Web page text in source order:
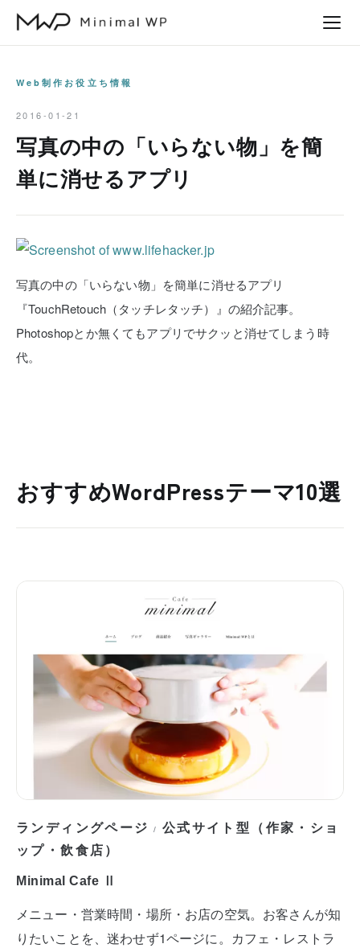
Web制作お役立ち情報
2016-01-21
写真の中の「いらない物」を簡
単に消せるアプリ
写真の中の「いらない物」を簡単に消せるアプリ
『TouchRetouch（タッチレタッチ）』の紹介記事。
Photoshopとか無くてもアプリでサクッと消せてしまう時
代。
おすすめWordPressテーマ10選
ランディングページ / 公式サイト型（作家・ショ
ップ・飲食店）
Minimal Cafe Ⅱ
メニュー・営業時間・場所・お店の空気。お客さんが知
りたいことを、迷わせず1ページに。カフェ・レストラ